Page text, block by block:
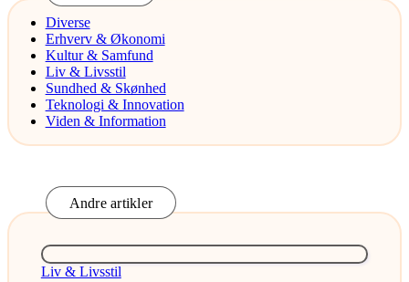
Diverse
Erhverv & Økonomi
Kultur & Samfund
Liv & Livsstil
Sundhed & Skønhed
Teknologi & Innovation
Viden & Information
Andre artikler
Posted
Liv & Livsstil